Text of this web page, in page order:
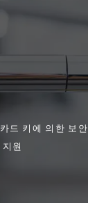
드 키에 의한 보안.
원